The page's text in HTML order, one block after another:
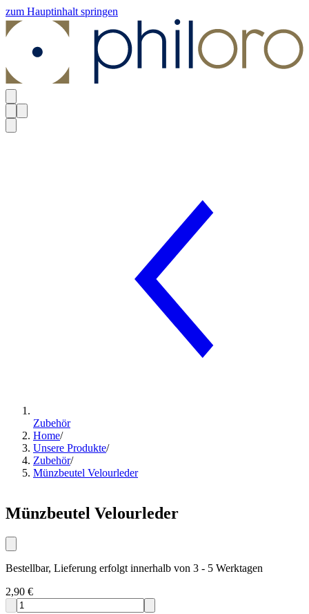
zum Hauptinhalt springen
Zubehör
Home/
Unsere Produkte/
Zubehör/
Münzbeutel Velourleder
Münzbeutel Velourleder
Bestellbar, Lieferung erfolgt innerhalb von 3 - 5 Werktagen
2,90 €